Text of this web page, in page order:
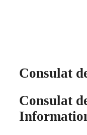
Consulat
Consulat